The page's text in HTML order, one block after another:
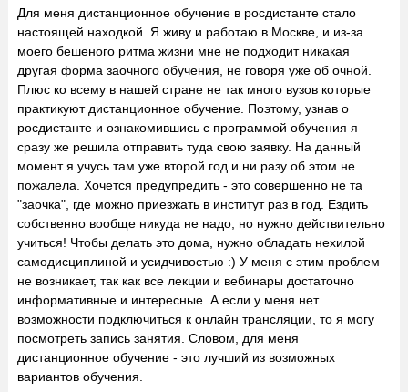
Для меня дистанционное обучение в росдистанте стало
настоящей находкой. Я живу и работаю в Москве, и из-за
моего бешеного ритма жизни мне не подходит никакая
другая форма заочного обучения, не говоря уже об очной.
Плюс ко всему в нашей стране не так много вузов которые
практикуют дистанционное обучение. Поэтому, узнав о
росдистанте и ознакомившись с программой обучения я
сразу же решила отправить туда свою заявку. На данный
момент я учусь там уже второй год и ни разу об этом не
пожалела. Хочется предупредить - это совершенно не та
"заочка", где можно приезжать в институт раз в год. Ездить
собственно вообще никуда не надо, но нужно действительно
учиться! Чтобы делать это дома, нужно обладать нехилой
самодисциплиной и усидчивостью :) У меня с этим проблем
не возникает, так как все лекции и вебинары достаточно
информативные и интересные. А если у меня нет
возможности подключиться к онлайн трансляции, то я могу
посмотреть запись занятия. Словом, для меня
дистанционное обучение - это лучший из возможных
вариантов обучения.